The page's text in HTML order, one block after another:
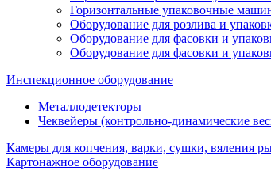
Горизонтальные упаковочные
Оборудование для розлива и
Оборудование для фасовки и
Оборудование для фасовки и
Инспекционное оборудование
Металлодетекторы
Чеквейеры (контрольно-динамические
Камеры для копчения, варки, сушки, вяления
Картонажное оборудование